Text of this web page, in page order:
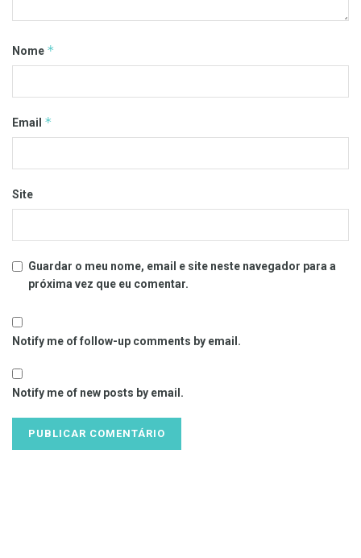
Nome *
Email *
Site
Guardar o meu nome, email e site neste navegador para a
próxima vez que eu comentar.
Notify me of follow-up comments by email.
Notify me of new posts by email.